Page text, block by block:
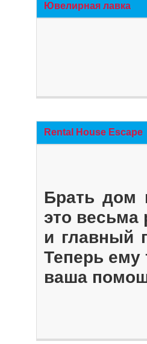
Ювелирная лавка
Rental House Escape
Брать дом
это весьма
и главный
Теперь ему
ваша